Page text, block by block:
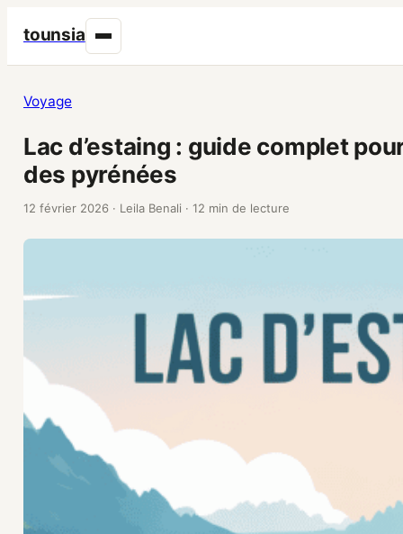
tounsia
Voyage
Lac d’estaing : guide complet
des pyrénées
12 février 2026 · Leila Benali · 12 min de lecture